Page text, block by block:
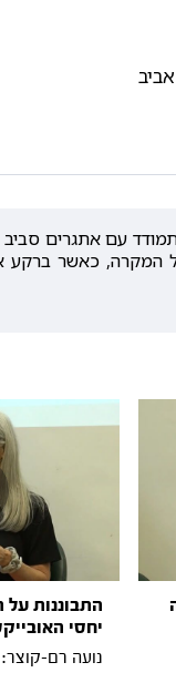
עם אתגרים
התבוננות
יחסי
נועה רם-קוצר: